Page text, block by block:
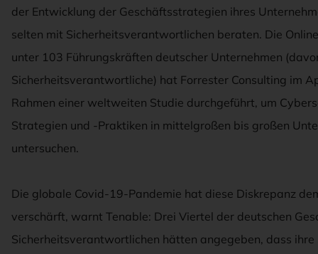
der Entwicklung der Geschäftsstrategien ihres
selten mit Sicherheitsverantwortlichen beraten. Die
unter 103 Führungskräften deutscher Unternehmen
Sicherheitsverantwortliche) hat Forrester Consulting im
Rahmen einer weltweiten Studie durchgeführt, um
Strategien und -Praktiken in mittelgroßen bis großen
untersuchen.
Die globale Covid-19-Pandemie hat diese Diskrepanz
verschärft, warnt Tenable: Drei Viertel der deutschen
Sicherheitsverantwortlichen hätten angegeben, dass